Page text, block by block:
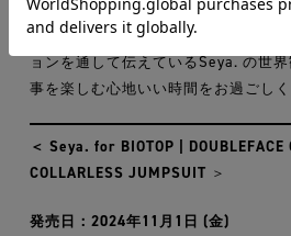
旅を通して感じられた世界の様々な
ョンを通して伝えているSeya. の世
事を楽しむ心地いい時間をお過ごしく
＜ Seya. for BIOTOP |
COLLARLESS JUMPSUIT ＞
発売日：2024年11月1日 (金)